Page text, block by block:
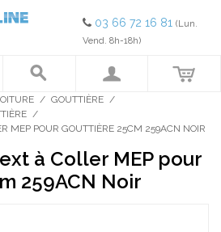
03 66 72 16 81 (Lun.
Vend. 8h-18h)
/ GOUTTIÈRE /
/
MEP POUR GOUTTIÈRE 25CM 259ACN NOIR
à Coller MEP pour
259ACN Noir